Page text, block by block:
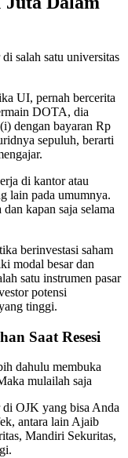
salah satu universitas
UI, pernah bercerita
DOTA, dia
dengan bayaran Rp
sepuluh, berarti
di kantor atau
lain pada umumnya.
kapan saja selama
berinvestasi saham
modal besar dan
satu instrumen pasar
potensi
tinggi.
Saat Resesi
dahulu membuka
mulailah saja
di OJK yang bisa Anda
antara lain Ajaib
Mandiri Sekuritas,